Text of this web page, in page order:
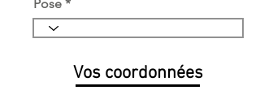
Pose
Vos coordonnées